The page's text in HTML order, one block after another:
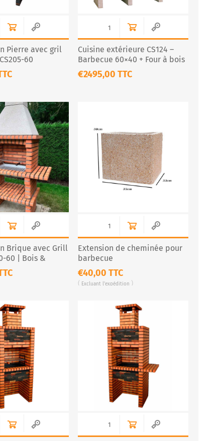
Pierre avec gril
60
Cuisine extérieure CS124 –
Barbecue 60×40 + Four à bois
/ four à pizza Ø 75 cm
(charbon & bois)
€2495,00 TTC
Brique avec Grill
60 | Bois &
Extension de cheminée pour
barbecue
€40,00 TTC
Excluant l'expédition